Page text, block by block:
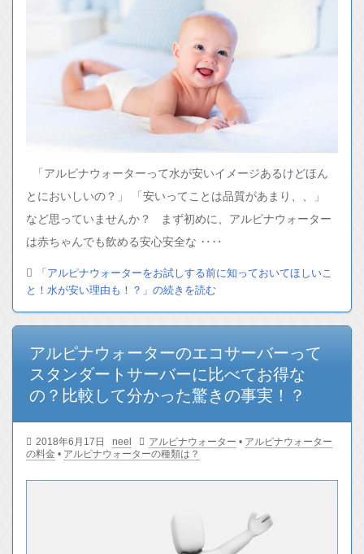
「アルピナウォーターって水が安いイメージあるけどほん
とにおいしいの？」 「安いってことは品質があまり、、」
など思っていませんか？ まず初めに、アルピナウォーター
は赤ちゃんでも飲める安心安全な ‥‥
「アルピナウォーターをお試しする前に知っておいてほしいこ
と！水が安い理由も！？」の続きを読む
アルピナウォーターのエコサーバーって
スタンダートサーバーに比べてお得な
の？比較して分かった驚きの事実！？
2018年6月17日 neel アルピナウォーター • アルピナウォーター
の料金 • アルピナウォーターの種類は？